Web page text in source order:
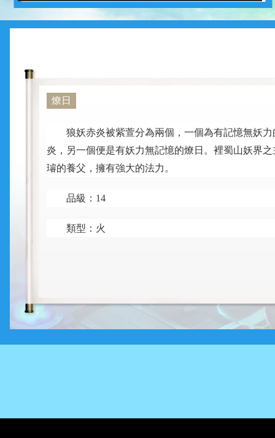
燎日
狼妖赤炎被紫萱分為兩個，一個為有記憶無妖
炎，另一個便是有妖力無記憶的燎日。裡蜀山妖界
璿的養父，擁有強大的法力。
品級： 14
類型：火